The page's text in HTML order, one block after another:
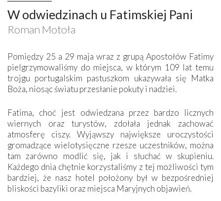
W odwiedzinach u Fatimskiej Pani
Roman Motoła
Pomiędzy 25 a 29 maja wraz z grupą Apostołów Fatimy
pielgrzymowaliśmy do miejsca, w którym 109 lat temu
trojgu portugalskim pastuszkom ukazywała się Matka
Boża, niosąc światu przesłanie pokuty i nadziei.
Fatima, choć jest odwiedzana przez bardzo licznych
wiernych oraz turystów, zdołała jednak zachować
atmosferę ciszy. Wyjąwszy największe uroczystości
gromadzące wielotysięczne rzesze uczestników, można
tam zarówno modlić się, jak i słuchać w skupieniu.
Każdego dnia chętnie korzystaliśmy z tej możliwości tym
bardziej, że nasz hotel położony był w bezpośredniej
bliskości bazyliki oraz miejsca Maryjnych objawień.